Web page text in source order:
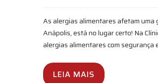
As alergias alimentares afetam uma
Anápolis, está no lugar certo! Na
alergias alimentares com segurança
LEIA MAIS